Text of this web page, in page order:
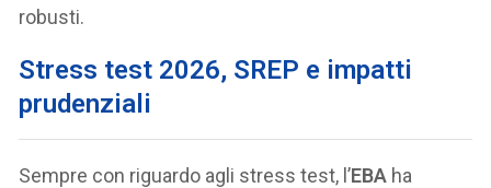
robusti.
Stress test 2026, SREP e impatti
prudenziali
Sempre con riguardo agli stress test, l’EBA ha